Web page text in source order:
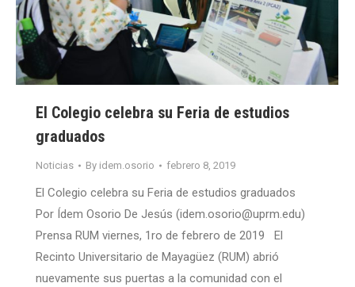
El Colegio celebra su Feria de estudios
graduados
Noticias By idem.osorio febrero 8, 2019
El Colegio celebra su Feria de estudios graduados
Por Ídem Osorio De Jesús (idem.osorio@uprm.edu)
Prensa RUM viernes, 1ro de febrero de 2019 El
Recinto Universitario de Mayagüez (RUM) abrió
nuevamente sus puertas a la comunidad con el